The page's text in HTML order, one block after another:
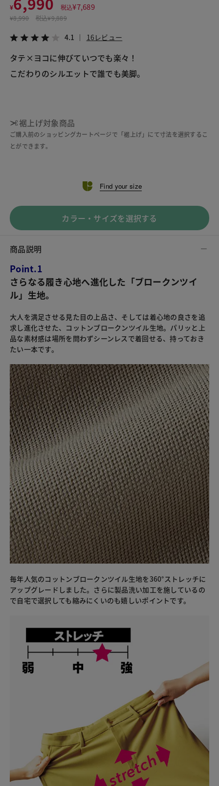
¥ 税込¥7,689
¥8,990 税込¥9,889
4.1 16レビュー
タテ×ヨコに伸びていつでも楽々！
こだわりのシルエットで誰でも美脚。
裾上げ対象商品
ご購入前のショッピングカートページで「裾上げ」にて寸法を選択するこ
とができます。
Find your size
カラー・サイズを選択する
商品説明
Point.1
さらなる履き心地へ進化した「ブロークンツイ
ル」生地。
大人を満足させる見た目の上品さ、そしては着心地の良さを追
求し進化させた、コットンブロークンツイル生地。パリッと上
品な素材感は場所を問わずシーンレスで着回せる、持っておき
たい一本です。
毎年人気のコットンブロークンツイル生地を360°ストレッチに
アップグレードしました。さらに製品洗い加工を施しているの
で自宅で選択しても縮みにくいのも嬉しいポイントです。
LINE X